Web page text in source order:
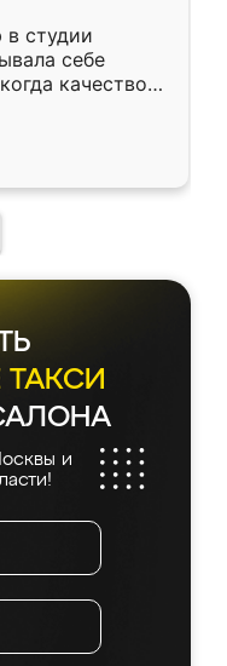
в студии
себе
качеством
уже почти
ТАКСИ
и